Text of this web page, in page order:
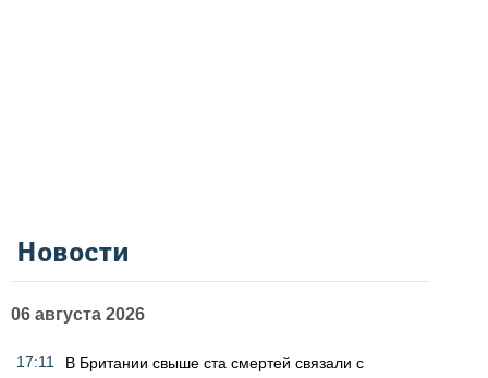
Новости
06 августа 2026
17:11
В Британии свыше ста смертей связали с